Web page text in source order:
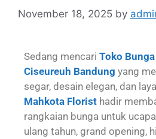
November 18, 2025 by
Sedang mencari Toko
Ciseureuh Bandung yang
segar, desain elegan, dan
Mahkota Florist hadir
rangkaian bunga untuk
ulang tahun, grand opening,